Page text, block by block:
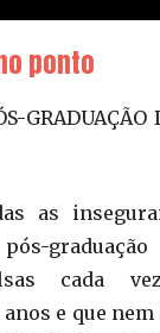
ponto
as
cada
e que